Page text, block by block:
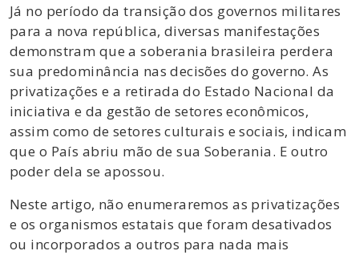
Já no período da transição dos governos militares
para a nova república, diversas manifestações
demonstram que a soberania brasileira perdera
sua predominância nas decisões do governo. As
privatizações e a retirada do Estado Nacional da
iniciativa e da gestão de setores econômicos,
assim como de setores culturais e sociais, indicam
que o País abriu mão de sua Soberania. E outro
poder dela se apossou.
Neste artigo, não enumeraremos as privatizações
e os organismos estatais que foram desativados
ou incorporados a outros para nada mais